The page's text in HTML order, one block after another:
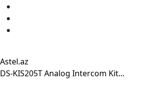
Astel.az
DS-KIS205T Analog Intercom Kit...